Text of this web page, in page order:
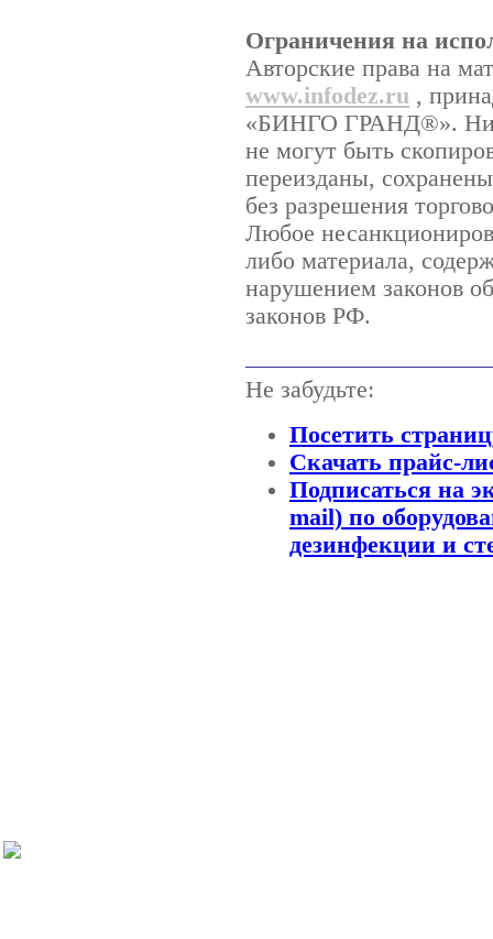
Ограничения на
Авторские права на
www.infodez.ru ,
«БИНГО ГРАНД®».
не могут быть
переизданы,
без разрешения
Любое
либо материала,
нарушением законов
законов РФ.
Не забудьте:
Посетить
Скачать прайс-
Подписаться на
mail) по
дезинфекции и